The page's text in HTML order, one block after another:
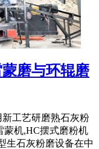
磨与环辊磨
工艺研磨熟石灰粉
蒙机,HC摆式磨粉机
生石灰粉磨设备在中